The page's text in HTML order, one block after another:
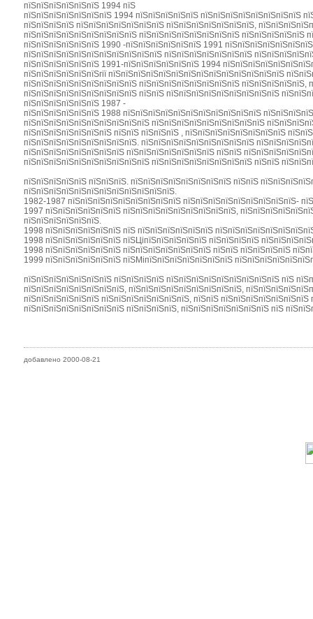
пїЅпїЅпїЅпїЅпїЅпїЅ 1994 пїЅ
пїЅпїЅпїЅпїЅпїЅпїЅпїЅ 1994 пїЅпїЅпїЅпїЅпїЅ пїЅпїЅпїЅпїЅпїЅпїЅпїЅпїЅ
пїЅпїЅпїЅпїЅ пїЅпїЅпїЅпїЅпїЅпїЅпїЅ пїЅпїЅпїЅпїЅпїЅпїЅпїЅ,
пїЅпїЅпїЅпїЅпїЅпїЅпїЅпїЅпїЅ пїЅпїЅпїЅпїЅпїЅпїЅпїЅпїЅ пїЅпїЅпїЅпїЅпїЅ
пїЅпїЅпїЅпїЅпїЅпїЅ 1990 -пїЅпїЅпїЅпїЅпїЅпїЅ 1991
пїЅпїЅпїЅпїЅпїЅпїЅпїЅпїЅпїЅпїЅпїЅ пїЅпїЅпїЅпїЅпїЅпїЅпїЅ
пїЅпїЅпїЅпїЅпїЅпїЅ 1991-пїЅпїЅпїЅпїЅпїЅпїЅ 1994
пїЅпїЅпїЅпїЅпїЅпїЅгії пїЅпїЅпїЅпїЅпїЅпїЅпїЅпїЅпїЅпїЅпїЅпїЅпїЅпїЅ
пїЅпїЅпїЅпїЅпїЅпїЅпїЅпїЅпїЅ пїЅпїЅпїЅпїЅпїЅпїЅпїЅпїЅ
пїЅпїЅпїЅпїЅпїЅпїЅпїЅпїЅпїЅ пїЅпїЅ пїЅпїЅпїЅпїЅпїЅпїЅпїЅпїЅпїЅ
пїЅпїЅпїЅпїЅпїЅпїЅ 1987 -
пїЅпїЅпїЅпїЅпїЅпїЅ 1988 пїЅпїЅпїЅпїЅпїЅпїЅпїЅпїЅпїЅпїЅпїЅ
пїЅпїЅпїЅпїЅпїЅпїЅпїЅпїЅпїЅпїЅ пїЅпїЅпїЅпїЅпїЅпїЅпїЅпїЅпїЅ
пїЅпїЅпїЅпїЅпїЅпїЅпїЅ пїЅпїЅ пїЅпїЅпїЅ , пїЅпїЅпїЅпїЅпїЅпїЅпїЅпїЅ
пїЅпїЅпїЅпїЅпїЅпїЅпїЅпїЅпїЅ. пїЅпїЅпїЅпїЅпїЅпїЅпїЅпїЅпїЅ
пїЅпїЅпїЅпїЅпїЅпїЅпїЅпїЅ пїЅпїЅпїЅпїЅпїЅпїЅпїЅ пїЅпїЅ
пїЅпїЅпїЅпїЅпїЅпїЅпїЅпїЅпїЅпїЅ пїЅпїЅпїЅпїЅпїЅпїЅпїЅпїЅ пїЅпїЅ
пїЅпїЅпїЅпїЅпїЅ пїЅпїЅпїЅ. пїЅпїЅпїЅпїЅпїЅпїЅпїЅпїЅ пїЅпїЅ
пїЅпїЅпїЅпїЅпїЅпїЅпїЅпїЅпїЅпїЅпїЅпїЅ.
1982-1987 пїЅпїЅпїЅпїЅпїЅпїЅпїЅпїЅпїЅ пїЅпїЅпїЅпїЅпїЅпїЅпїЅпїЅпїЅ-
1997 пїЅпїЅпїЅпїЅпїЅпїЅ пїЅпїЅпїЅпїЅпїЅпїЅпїЅпїЅпїЅ,
пїЅпїЅпїЅпїЅпїЅпїЅ.
1998 пїЅпїЅпїЅпїЅпїЅпїЅ пїЅ пїЅпїЅпїЅпїЅпїЅпїЅ
1998 пїЅпїЅпїЅпїЅпїЅпїЅ пїЅЦіпїЅпїЅпїЅпїЅпїЅ пїЅпїЅпїЅпїЅ
1998 пїЅпїЅпїЅпїЅпїЅпїЅ пїЅпїЅпїЅпїЅпїЅпїЅпїЅ пїЅпїЅ пїЅпїЅпїЅпїЅ
1999 пїЅпїЅпїЅпїЅпїЅпїЅ пїЅМіпїЅпїЅпїЅпїЅпїЅпїЅпїЅ
пїЅпїЅпїЅпїЅпїЅпїЅпїЅ пїЅпїЅпїЅпїЅ пїЅпїЅпїЅпїЅпїЅпїЅпїЅпїЅпїЅ пїЅ
пїЅпїЅпїЅпїЅпїЅпїЅпїЅпїЅ, пїЅпїЅпїЅпїЅпїЅпїЅпїЅпїЅпїЅ,
пїЅпїЅпїЅпїЅпїЅпїЅ пїЅпїЅпїЅпїЅпїЅпїЅпїЅ, пїЅпїЅ
пїЅпїЅпїЅпїЅпїЅпїЅпїЅпїЅ пїЅпїЅпїЅпїЅ, пїЅпїЅпїЅпїЅпїЅпїЅпїЅ пїЅ
добавлено 2000-08-21